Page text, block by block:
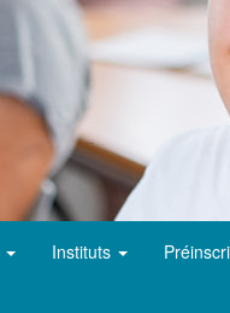
Instituts